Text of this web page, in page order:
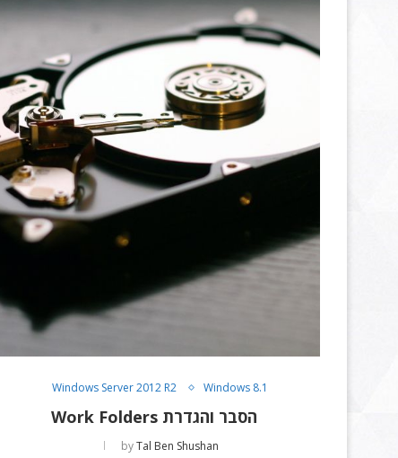
Windows 8.1
Windows Server 2012 R2
הסבר והגדרת Work Folders
byTal Ben Shushan